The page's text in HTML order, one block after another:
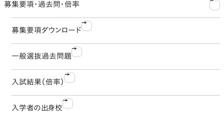
学費および入学諸費用
奨学金制度
特待生制度
スカラシップ制度
私費外国人留学生減免制度
募集要項・過去問・倍率
募集要項ダウンロード
一般選抜過去問題
入試結果（倍率）
入学者の出身校